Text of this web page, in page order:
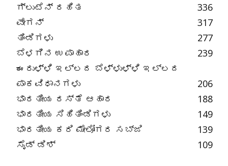
ಗ್ಲುಟೆನ್ ರಹಿತ
336
ವೇಗನ್
317
ತಿಂಡಿಗಳು
277
ಬೆಳಗಿನ ಉಪಾಹಾರ
239
ಈರುಳ್ಳಿ ಇಲ್ಲದ ಬೆಳ್ಳುಳ್ಳಿ ಇಲ್ಲದ
ಪಾಕವಿಧಾನಗಳು
206
ಭಾರತೀಯ ರಸ್ತೆ ಆಹಾರ
188
ಭಾರತೀಯ ಸಿಹಿತಿಂಡಿಗಳು
149
ಭಾರತೀಯ ಕರಿ ಮೇಲೋಗರ ಸಬ್ಜಿ
139
ಸೈಡ್ ಡಿಶ್
109